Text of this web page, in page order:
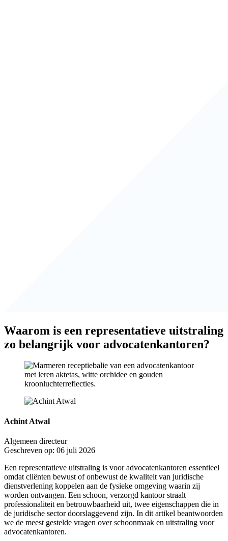
Waarom is een representatieve uitstraling
zo belangrijk voor advocatenkantoren?
Achint Atwal
Algemeen directeur
Geschreven op: 06 juli 2026
Een representatieve uitstraling is voor advocatenkantoren essentieel
omdat cliënten bewust of onbewust de kwaliteit van juridische
dienstverlening koppelen aan de fysieke omgeving waarin zij
worden ontvangen. Een schoon, verzorgd kantoor straalt
professionaliteit en betrouwbaarheid uit, twee eigenschappen die in
de juridische sector doorslaggevend zijn. In dit artikel beantwoorden
we de meest gestelde vragen over schoonmaak en uitstraling voor
advocatenkantoren.